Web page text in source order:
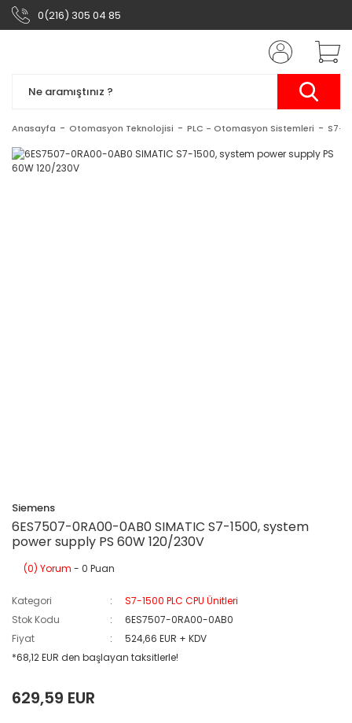
0(216) 305 04 85
Anasayfa Otomasyon Teknolojisi PLC - Otomasyon Sistemleri S7-
Siemens
6ES7507-0RA00-0AB0 SIMATIC S7-1500, system
power supply PS 60W 120/230V
(0) Yorum - 0 Puan
Kategori
S7-1500 PLC CPU Ünitleri
Stok Kodu
6ES7507-0RA00-0AB0
Fiyat
524,66 EUR + KDV
*68,12 EUR den başlayan taksitlerle!
629,59 EUR